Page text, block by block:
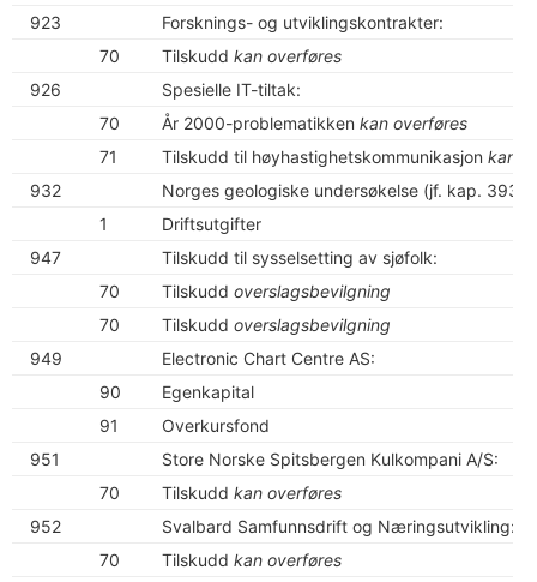
923
Forsknings- og utviklingskontrakter:
70
Tilskudd kan overføres
926
Spesielle IT-tiltak:
70
År 2000-problematikken kan overføres
71
Tilskudd til høyhastighetskommunikasjon kan
932
Norges geologiske undersøkelse (jf. kap.
1
Driftsutgifter
947
Tilskudd til sysselsetting av sjøfolk:
70
Tilskudd overslagsbevilgning
70
Tilskudd overslagsbevilgning
949
Electronic Chart Centre AS:
90
Egenkapital
91
Overkursfond
951
Store Norske Spitsbergen Kulkompani A/S:
70
Tilskudd kan overføres
952
Svalbard Samfunnsdrift og Næringsutvikling:
70
Tilskudd kan overføres